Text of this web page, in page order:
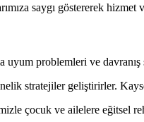
saygı göstererek hizmet
problemleri ve
stratejiler geliştirirler.
çocuk ve ailelere eğitsel